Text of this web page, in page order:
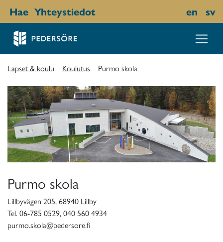
Hae Yhteystiedot en sv
Lapset & koulu Koulutus Purmo skola
Purmo skola
Lillbyvägen 205, 68940 Lillby
Tel. 06-785 0529, 040 560 4934
purmo.skola@pedersore.fi